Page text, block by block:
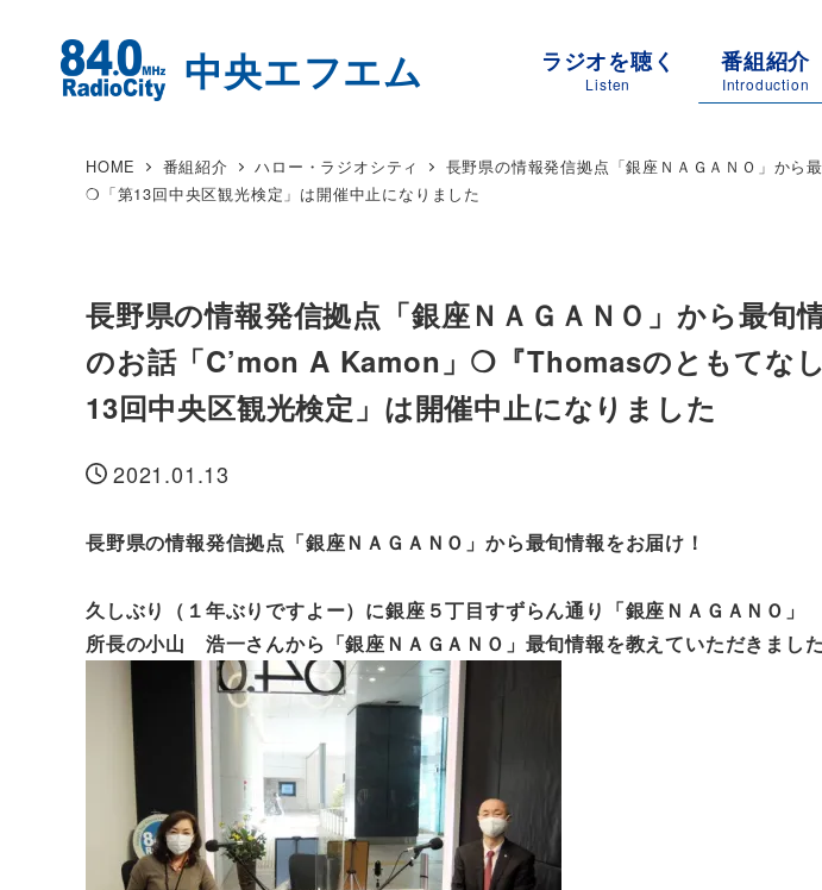
ラジオを聴く
Listen
番組紹介
Introduction
HOME 番組紹介 ハロー・ラジオシティ
長野県の情報発信拠点「銀座ＮＡＧＡＮＯ」から
❍「第13回中央区観光検定」は開催中止になりました
長野県の情報発信拠点「銀座ＮＡＧＡＮＯ」から最旬
のお話「C’mon A Kamon」❍『Thomasのともてな
13回中央区観光検定」は開催中止になりました
投稿日
2021.01.13
長野県の情報発信拠点「銀座ＮＡＧＡＮＯ」から最旬情報をお届け！
久しぶり（１年ぶりですよー）に銀座５丁目すずらん通り「銀座ＮＡＧＡＮＯ」
所長の小山 浩一さんから「銀座ＮＡＧＡＮＯ」最旬情報を教えていただきました